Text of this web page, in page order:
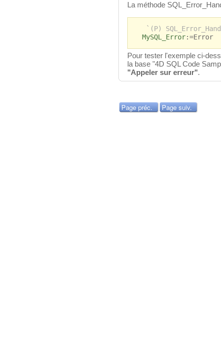
La méthode
`(P)
MySQL_Error:=Error
Pour tester l'exemple ci-
la base "4D SQL Code
"Appeler sur erreur".
Page préc. Page suiv.